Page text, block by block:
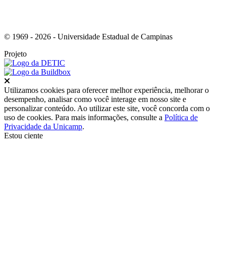
© 1969 - 2026 - Universidade Estadual de Campinas
Projeto
Utilizamos cookies para oferecer melhor experiência, melhorar o
desempenho, analisar como você interage em nosso site e
personalizar conteúdo. Ao utilizar este site, você concorda com o
uso de cookies. Para mais informações, consulte a Política de
Privacidade da Unicamp.
Estou ciente